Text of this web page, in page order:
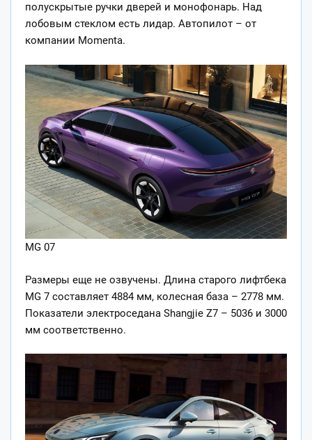
полускрытые ручки дверей и монофонарь. Над
лобовым стеклом есть лидар. Автопилот – от
компании Momenta.
MG 07
Размеры еще не озвучены. Длина старого лифтбека
MG 7 составляет 4884 мм, колесная база – 2778 мм.
Показатели электроседана Shangjie Z7 – 5036 и 3000
мм соответственно.